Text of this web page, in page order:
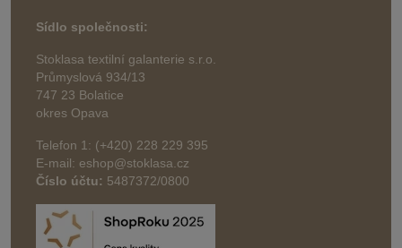
Sídlo společnosti:
Stoklasa textilní galanterie s.r.o.
Průmyslová 934/13
747 23 Bolatice
okres Opava
Telefon 1: (+420) 228 229 395
E-mail: eshop@stoklasa.cz
Číslo účtu: 5487372/0800